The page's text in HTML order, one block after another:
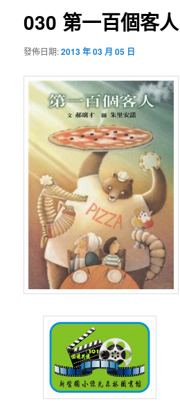
內
容
區
030 第一百個客人
發佈日期:2013 年 03 月 05 日